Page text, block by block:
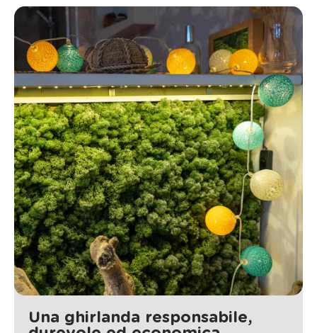
Una ghirlanda responsabile,